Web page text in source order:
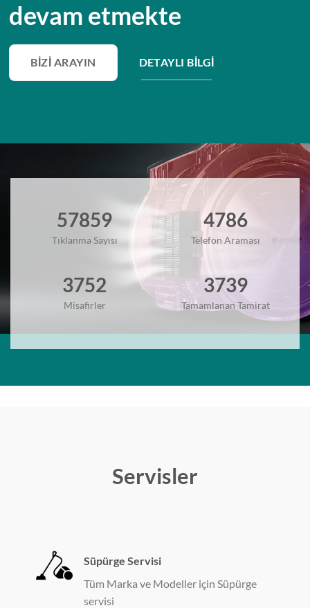
devam etmekte
BIZI ARAYIN DETAYLI BILGI
57859
Tıklanma Sayısı
4786
Telefon Araması
3752
Misafirler
3739
Tamamlanan Tamirat
Servisler
Süpürge Servisi
Tüm Marka ve Modeller için Süpürge
servisi